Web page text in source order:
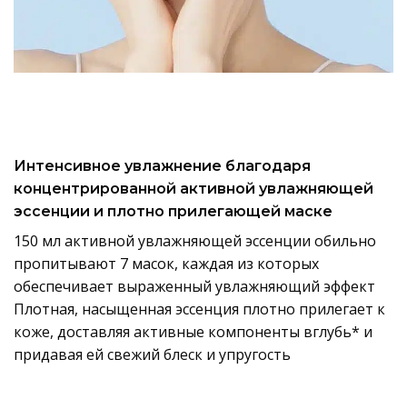
Интенсивное увлажнение благодаря
концентрированной активной увлажняющей
эссенции и плотно прилегающей маске
150 мл активной увлажняющей эссенции обильно
пропитывают 7 масок, каждая из которых
обеспечивает выраженный увлажняющий эффект
Плотная, насыщенная эссенция плотно прилегает к
коже, доставляя активные компоненты вглубь* и
придавая ей свежий блеск и упругость